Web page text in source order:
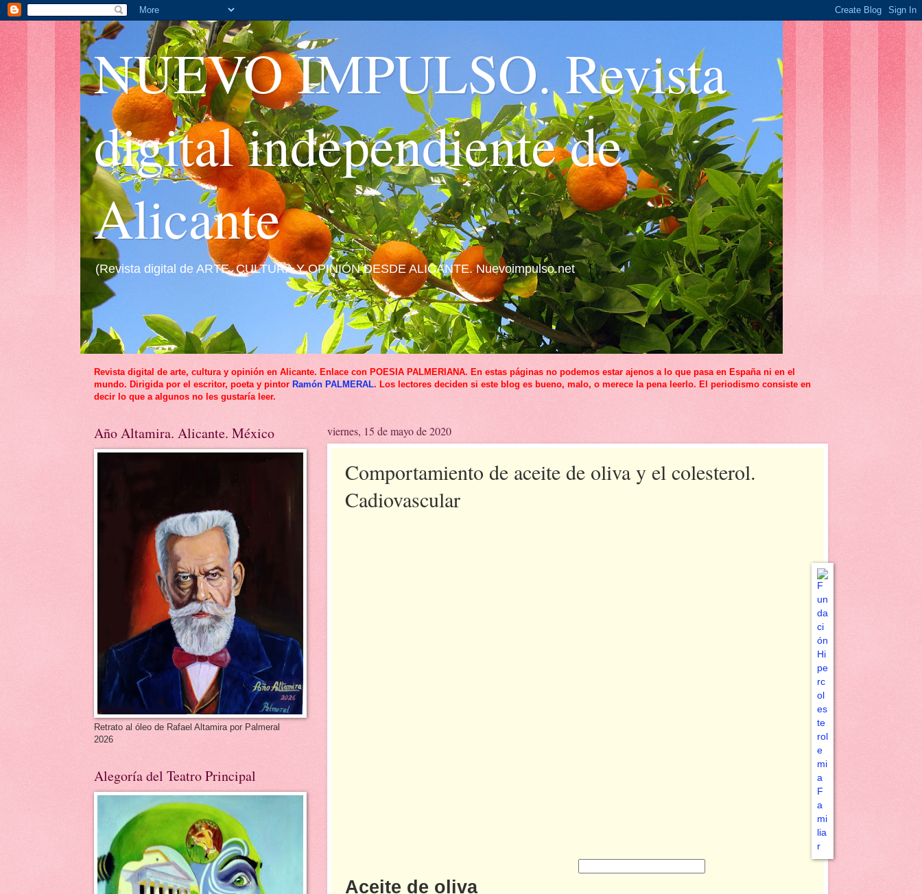
NUEVO IMPULSO. Revista
digital independiente de
Alicante
(Revista digital de ARTE, CULTURA Y OPINIÓN DESDE ALICANTE. Nuevoimpulso.net
Revista digital de arte, cultura y opinión en Alicante. Enlace con POESIA PALMERIANA. En estas páginas no podemos estar ajenos a lo que pasa en España ni en el
mundo. Dirigida por el escritor, poeta y pintor Ramón PALMERAL. Los lectores deciden si este blog es bueno, malo, o merece la pena leerlo. El periodismo consiste en
decir lo que a algunos no les gustaría leer.
viernes, 15 de mayo de 2020
Comportamiento de aceite de oliva y el colesterol.
Cadiovascular
Aceite de oliva
Año Altamira. Alicante. México
Retrato al óleo de Rafael Altamira por Palmeral
2026
Alegoría del Teatro Principal